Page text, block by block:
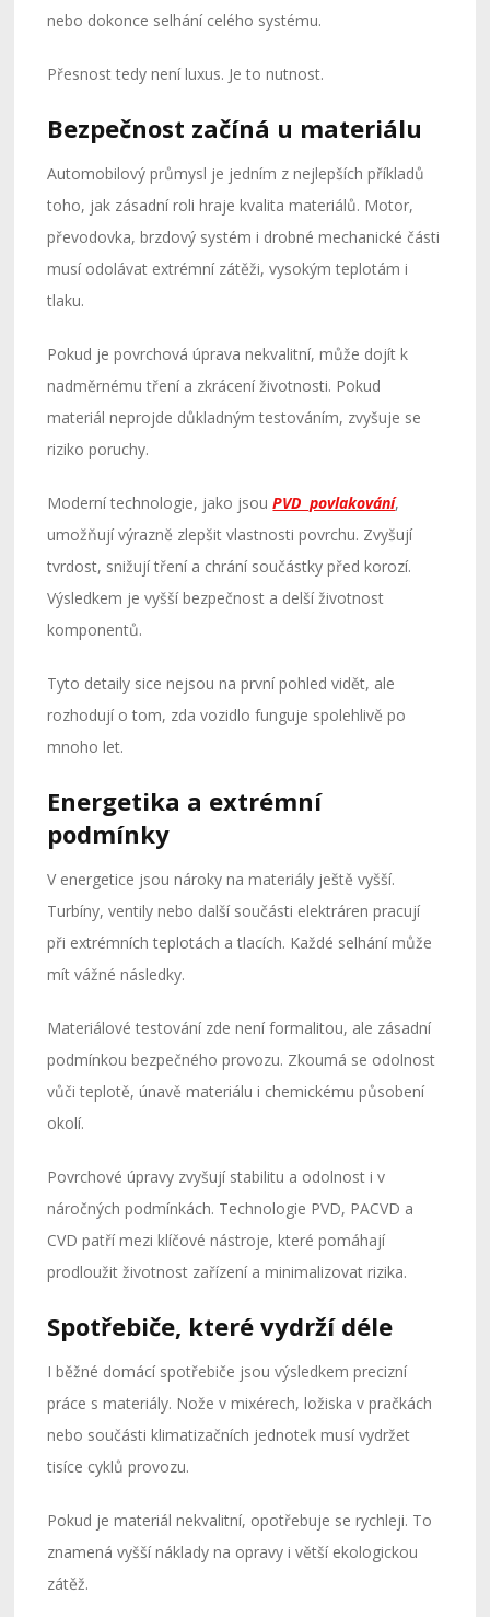
nebo dokonce selhání celého systému.
Přesnost tedy není luxus. Je to nutnost.
Bezpečnost začíná u materiálu
Automobilový průmysl je jedním z nejlepších příkladů
toho, jak zásadní roli hraje kvalita materiálů. Motor,
převodovka, brzdový systém i drobné mechanické části
musí odolávat extrémní zátěži, vysokým teplotám i
tlaku.
Pokud je povrchová úprava nekvalitní, může dojít k
nadměrnému tření a zkrácení životnosti. Pokud
materiál neprojde důkladným testováním, zvyšuje se
riziko poruchy.
Moderní technologie, jako jsouPVD povlakování,
umožňují výrazně zlepšit vlastnosti povrchu. Zvyšují
tvrdost, snižují tření a chrání součástky před korozí.
Výsledkem je vyšší bezpečnost a delší životnost
komponentů.
Tyto detaily sice nejsou na první pohled vidět, ale
rozhodují o tom, zda vozidlo funguje spolehlivě po
mnoho let.
Energetika a extrémní
podmínky
V energetice jsou nároky na materiály ještě vyšší.
Turbíny, ventily nebo další součásti elektráren pracují
při extrémních teplotách a tlacích. Každé selhání může
mít vážné následky.
Materiálové testování zde není formalitou, ale zásadní
podmínkou bezpečného provozu. Zkoumá se odolnost
vůči teplotě, únavě materiálu i chemickému působení
okolí.
Povrchové úpravy zvyšují stabilitu a odolnost i v
náročných podmínkách. Technologie PVD, PACVD a
CVD patří mezi klíčové nástroje, které pomáhají
prodloužit životnost zařízení a minimalizovat rizika.
Spotřebiče, které vydrží déle
I běžné domácí spotřebiče jsou výsledkem precizní
práce s materiály. Nože v mixérech, ložiska v pračkách
nebo součásti klimatizačních jednotek musí vydržet
tisíce cyklů provozu.
Pokud je materiál nekvalitní, opotřebuje se rychleji. To
znamená vyšší náklady na opravy i větší ekologickou
zátěž.